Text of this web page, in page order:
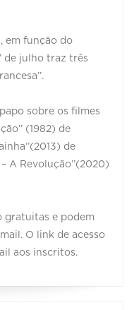
em função do
de julho traz três
sobre os filmes
(1982) de
de
A Revolução’’(2020)
gratuitas e podem
O link de acesso
aos inscritos.